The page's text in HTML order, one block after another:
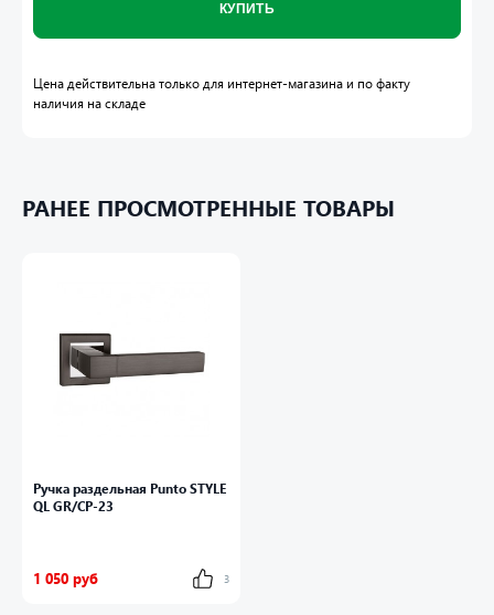
КУПИТЬ
Цена действительна только для интернет-магазина и по факту
наличия на складе
РАНЕЕ ПРОСМОТРЕННЫЕ ТОВАРЫ
Ручка раздельная Punto STYLE
QL GR/CP-23
1 050 руб 3